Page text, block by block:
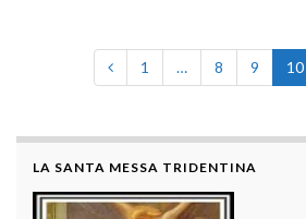
1 … 8 9 10
LA SANTA MESSA TRIDENTINA